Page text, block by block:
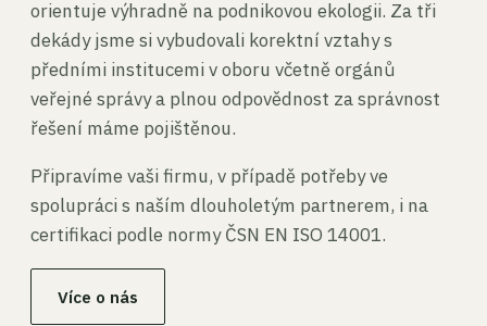
orientuje výhradně na podnikovou ekologii. Za tři
dekády jsme si vybudovali korektní vztahy s
předními institucemi v oboru včetně orgánů
veřejné správy a plnou odpovědnost za správnost
řešení máme pojištěnou.
Připravíme vaši firmu, v případě potřeby ve
spolupráci s naším dlouholetým partnerem, i na
certifikaci podle normy ČSN EN ISO 14001.
Více o nás